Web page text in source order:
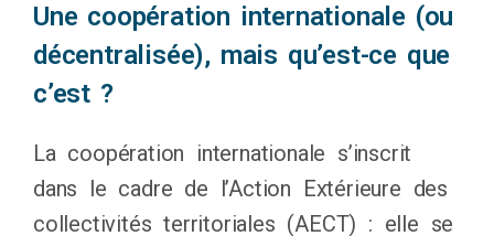
Une coopération internationale (ou
décentralisée), mais qu’est-ce que
c’est ?
La coopération internationale s’inscrit
dans le cadre de l’Action Extérieure des
collectivités territoriales (AECT) : elle se